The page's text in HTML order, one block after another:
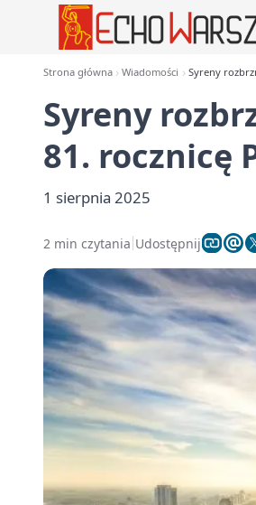
Strona główna Wiadomości Syreny
Syreny
81. rocznicę
1 sierpnia 2025
2 min czytania Udostępnij